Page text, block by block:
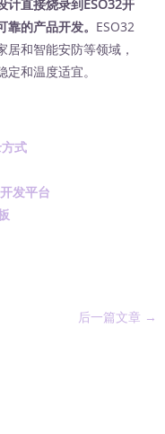
计直接烧录到ESO32开
的产品开发。 ESO32
和智能安防等领域，
和温度适宜。
式
发平台
后一篇文章 →